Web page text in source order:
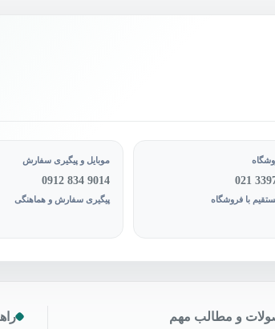
021
با فروشگاه
موبایل و پیگیری سفارش
0912 834 9014
پیگیری سفارش و هماهنگی
و مطالب مهم